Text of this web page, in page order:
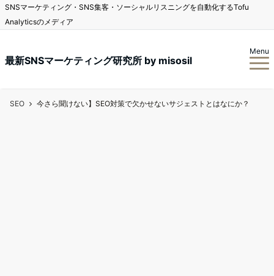
SNSマーケティング・SNS集客・ソーシャルリスニングを自動化するTofu
Analyticsのメディア
最新SNSマーケティング研究所 by misosil
Menu
SEO 今さら聞けない】SEO対策で欠かせないサジェストとはなにか？